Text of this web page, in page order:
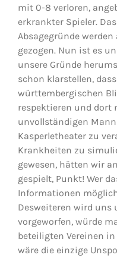
mit 0-8 verloren,
erkrankter Spieler.
Absagegründe
gezogen. Nun ist es
unsere Gründe
schon klarstellen,
württembergischen
respektieren und dort
unvollständigen
Kasperletheater zu
Krankheiten zu
gewesen, hätten wir
gespielt, Punkt! Wer
Informationen
Desweiteren wird uns
vorgeworfen, würde
beteiligten Vereinen
wäre die einzige